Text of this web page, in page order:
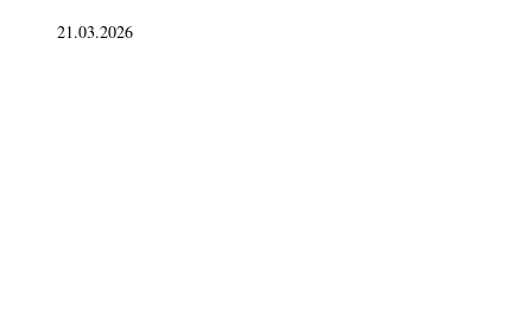
21.03.2026